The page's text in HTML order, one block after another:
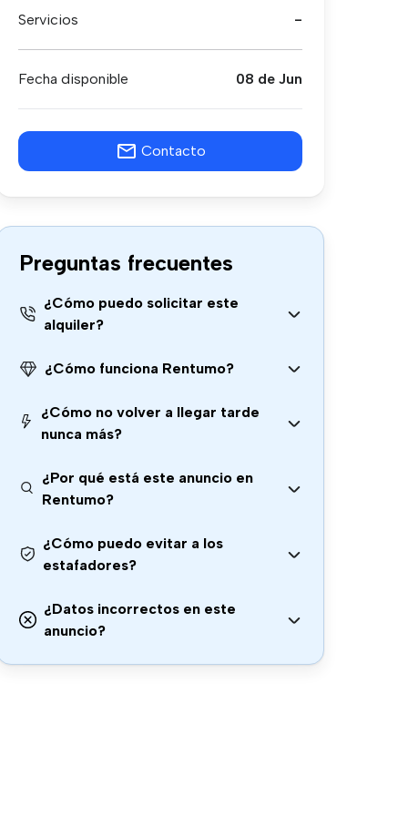
Servicios -
Fecha disponible 08 de Jun
Contacto
Preguntas frecuentes
¿Cómo puedo solicitar este
alquiler?
¿Cómo funciona Rentumo?
¿Cómo no volver a llegar tarde
nunca más?
¿Por qué está este anuncio en
Rentumo?
¿Cómo puedo evitar a los
estafadores?
¿Datos incorrectos en este
anuncio?